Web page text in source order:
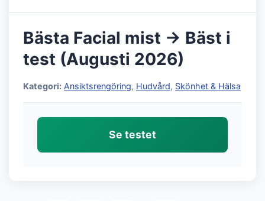
Bästa Facial mist → Bäst i
test (Augusti 2026)
Kategori: Ansiktsrengöring, Hudvård, Skönhet & Hälsa
Se testet